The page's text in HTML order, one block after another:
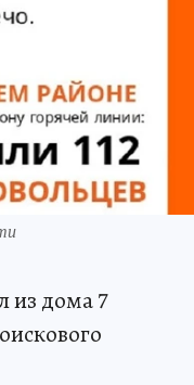
из дома 7